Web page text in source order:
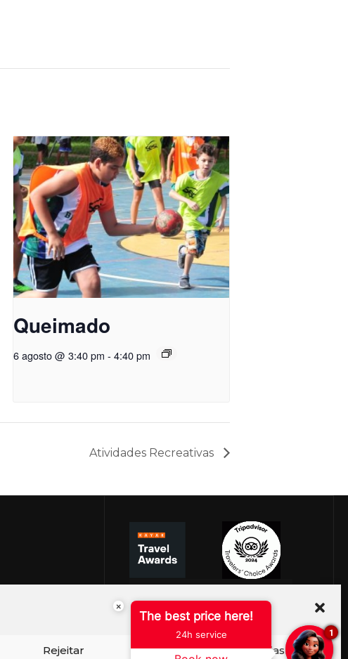
Rejeitar Ver preferências
Queimado
6 agosto @ 3:40 pm - 4:40 pm
Atividades Recreativas
×
The best price here!
24h service 1